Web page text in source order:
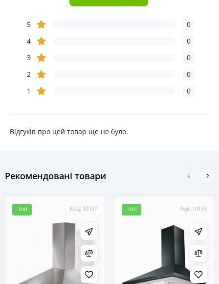
5
0
4
0
3
0
2
0
1
0
Відгуків про цей товар ще не було.
Рекомендовані товари
Код: 10137
ТОП Код: 10133
ТОП